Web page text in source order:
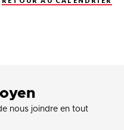
nous joindre en tout